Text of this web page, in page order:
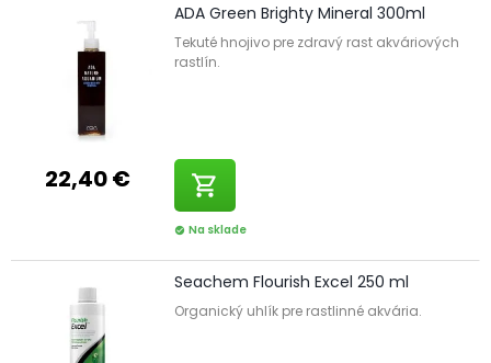
22,40 €
ADA Green Brighty Mineral 300ml
Tekuté hnojivo pre zdravý rast akváriových
rastlín.
shopping_cart
check_circle Na sklade
Seachem Flourish Excel 250 ml
Organický uhlík pre rastlinné akvária.